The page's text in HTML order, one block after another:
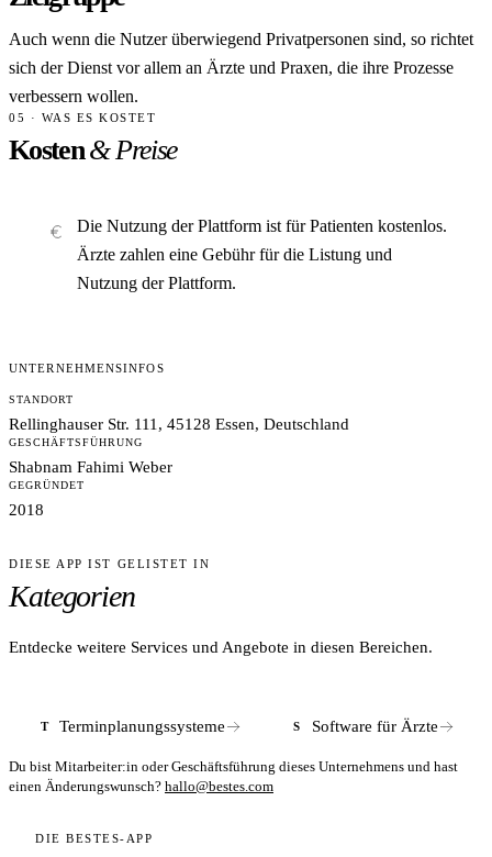
Auch wenn die Nutzer überwiegend Privatpersonen sind, so richtet
sich der Dienst vor allem an Ärzte und Praxen, die ihre Prozesse
verbessern wollen.
05 · WAS ES KOSTET
Kosten& Preise
Die Nutzung der Plattform ist für Patienten kostenlos.
Ärzte zahlen eine Gebühr für die Listung und
Nutzung der Plattform.
UNTERNEHMENSINFOS
STANDORT
Rellinghauser Str. 111, 45128 Essen, Deutschland
GESCHÄFTSFÜHRUNG
Shabnam Fahimi Weber
GEGRÜNDET
2018
DIESE APP IST GELISTET IN
Kategorien
Entdecke weitere Services und Angebote in diesen Bereichen.
T Terminplanungssysteme S Software für Ärzte
Du bist Mitarbeiter:in oder Geschäftsführung dieses Unternehmens und hast
einen Änderungswunsch? hallo@bestes.com
DIE BESTES-APP